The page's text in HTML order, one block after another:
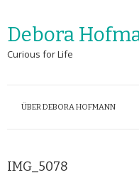
Debora
Curious for Life
ÜBER DEBORA HOFMANN
IMG_5078